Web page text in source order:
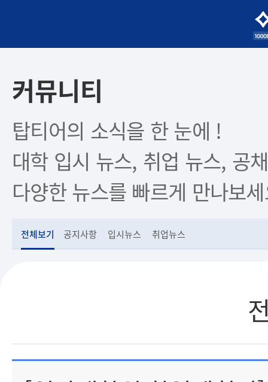
커뮤니티
탑티어의 소식을 한 눈에 !
대학 입시 뉴스, 취업 뉴스, 공
다양한 뉴스를 빠르게 만나보
전체보기 공지사항 입시뉴스 취업뉴스